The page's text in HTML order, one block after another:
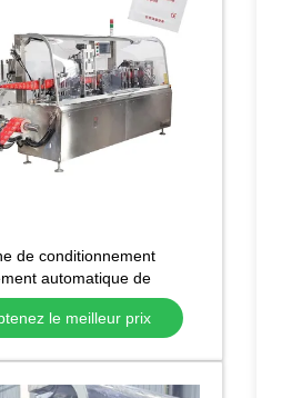
de conditionnement
automatique de
humides à 4 côtés,
d'emballage
le meilleur prix